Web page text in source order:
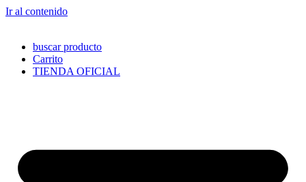
Ir al contenido
buscar producto
Carrito
TIENDA OFICIAL